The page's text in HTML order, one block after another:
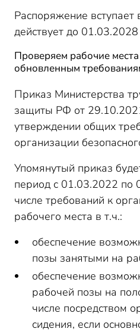
Распоряжение вступает
действует до 01.03.2028
Проверяем рабочие места
обновленным
Приказ Министерства
защиты РФ от
утверждении общих
организации
Упомянутый приказ
период с 01.03.2022 по
числе требований к
рабочего места в т.ч.:
обеспечение
позы занятыми на
обеспечение
рабочей позы на
числе посредством
сидения, если